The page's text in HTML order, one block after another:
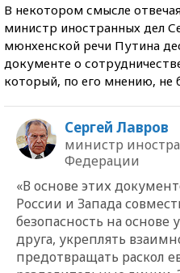
В некотором смысле
министр иностранных дел
мюнхенской речи Путина
документе о
который, по его мнению, не
Сергей Лавров
министр
Федерации
«В основе этих
России и Запада
безопасность на основе
друга, укреплять
предотвращать раскол